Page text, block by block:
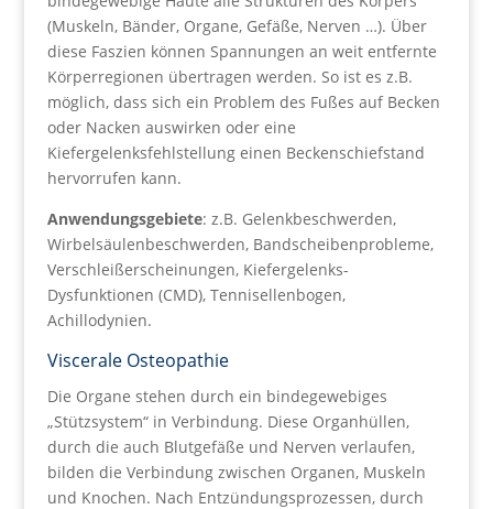
(Muskeln, Bänder, Organe, Gefäße, Nerven …). Über
diese Faszien können Spannungen an weit entfernte
Körperregionen übertragen werden. So ist es z.B.
möglich, dass sich ein Problem des Fußes auf Becken
oder Nacken auswirken oder eine
Kiefergelenksfehlstellung einen Beckenschiefstand
hervorrufen kann.
Anwendungsgebiete: z.B. Gelenkbeschwerden,
Wirbelsäulenbeschwerden, Bandscheibenprobleme,
Verschleißerscheinungen, Kiefergelenks-
Dysfunktionen (CMD), Tennisellenbogen,
Achillodynien.
Viscerale Osteopathie
Die Organe stehen durch ein bindegewebiges
„Stützsystem“ in Verbindung. Diese Organhüllen,
durch die auch Blutgefäße und Nerven verlaufen,
bilden die Verbindung zwischen Organen, Muskeln
und Knochen. Nach Entzündungsprozessen, durch